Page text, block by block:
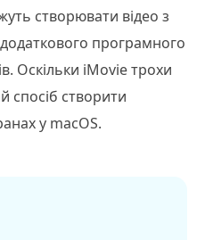
створювати відео з
програмного
Оскільки iMovie трохи
спосіб створити
у macOS.